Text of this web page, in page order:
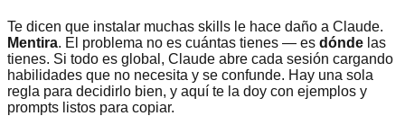
Te dicen que instalar muchas skills le hace daño a Claude.
Mentira. El problema no es cuántas tienes — es dónde las
tienes. Si todo es global, Claude abre cada sesión cargando
habilidades que no necesita y se confunde. Hay una sola
regla para decidirlo bien, y aquí te la doy con ejemplos y
prompts listos para copiar.